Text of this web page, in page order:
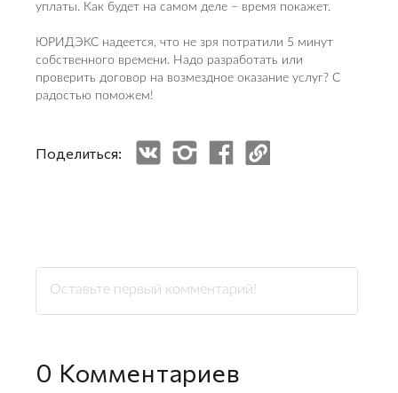
уплаты. Как будет на самом деле – время покажет.
ЮРИДЭКС надеется, что не зря потратили 5 минут
собственного времени. Надо разработать или
проверить договор на возмездное оказание услуг? С
радостью поможем!
Поделиться:
0 Комментариев